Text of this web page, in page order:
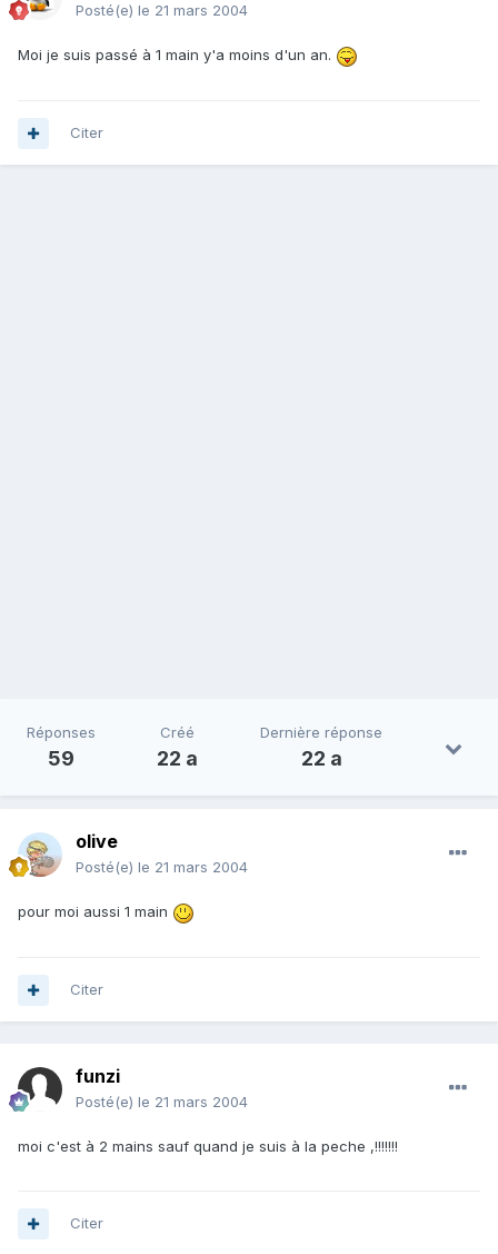
Posté(e) le 21 mars 2004
Moi je suis passé à 1 main y'a moins d'un an.
Citer
Réponses
59
Créé
22 a
Dernière réponse
22 a
olive
Posté(e) le 21 mars 2004
pour moi aussi 1 main
Citer
funzi
Posté(e) le 21 mars 2004
moi c'est à 2 mains sauf quand je suis à la peche ,!!!!!!!
Citer